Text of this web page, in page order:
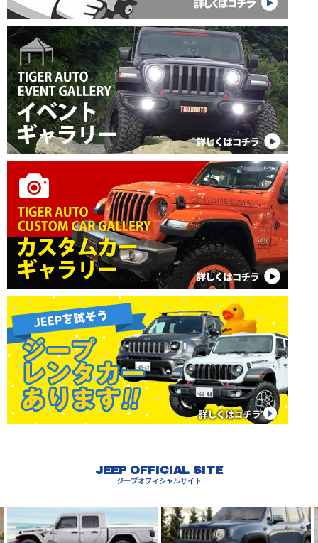
JEEP OFFICIAL SITE
ジープオフィシャルサイト